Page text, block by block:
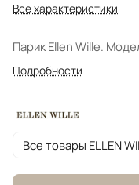
Все характеристики
Парик Ellen Wille.
Подробности
Все товары ELLEN